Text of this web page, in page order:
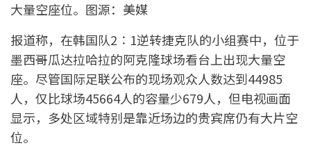
大量空座位。图源：美媒
报道称，在韩国队2∶1逆转捷克队的小组赛中，位于
墨西哥瓜达拉哈拉的阿克隆球场看台上出现大量空
座。尽管国际足联公布的现场观众人数达到44985
人，仅比球场45664人的容量少679人，但电视画面
显示，多处区域特别是靠近场边的贵宾席仍有大片空
位。